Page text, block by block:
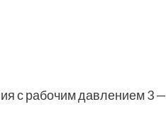
с рабочим давлением 3 —